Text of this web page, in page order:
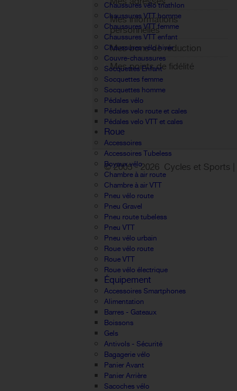
Chaussures vélo triathlon
Chaussures VTT homme
Chaussures VTT femme
Chaussures VTT enfant
Chaussures vélo hiver
Couvre-chaussures
Socquettes Enfant
Socquettes femme
Socquettes homme
Pédales vélo
Pédales velo route et cales
Pédales velo VTT et cales
Roue
Accessoires
Accessoires Tubeless
Boyaux vélo
Chambre à air route
Chambre à air VTT
Pneu vélo route
Pneu Gravel
Pneu route tubeless
Pneu VTT
Pneu vélo urbain
Roue vélo route
Roue VTT
Roue vélo électrique
Équipement
Accessoires Smartphones
Alimentation
Barres - Gateaux
Boissons
Gels
Antivols - Sécurité
Bagagerie vélo
Panier Avant
Panier Arrière
Sacoches vélo
Mes informations
personnelles
Mes bons de réduction
Mes points de fidélité
Sign out
© 2005 -2026 Cycles et Sports |